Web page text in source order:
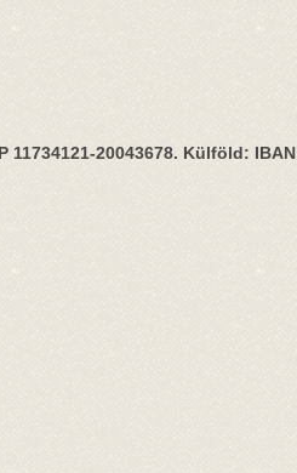
11734121-20043678. Külföld: